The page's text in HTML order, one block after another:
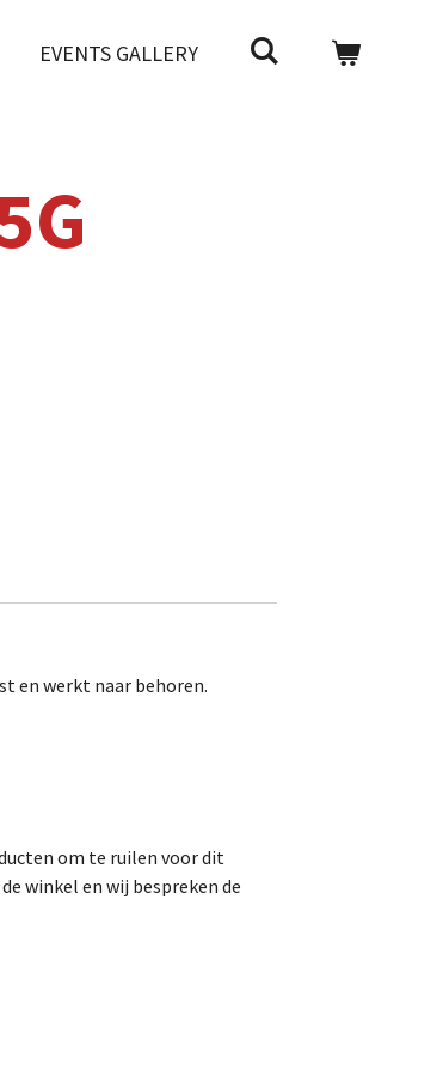
EVENTS GALLERY
en werkt naar behoren.
om te ruilen voor dit
winkel en wij bespreken de